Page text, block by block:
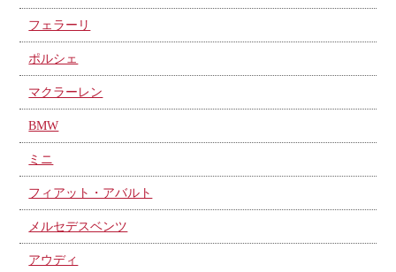
フェラーリ
ポルシェ
マクラーレン
BMW
ミニ
フィアット・アバルト
メルセデスベンツ
アウディ